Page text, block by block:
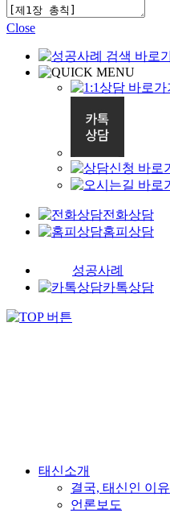
Close
전화상담
홈피상담
성공사례
카톡상담
태신소개
결국, 태신인 이유
언론보도